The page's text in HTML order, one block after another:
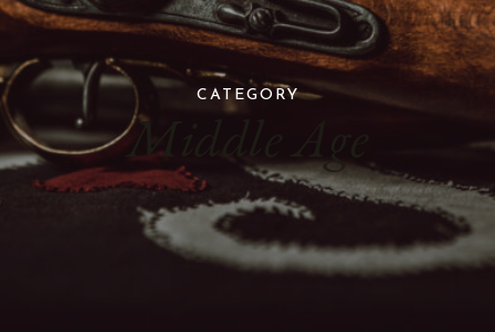
CATEGORY
Middle Age